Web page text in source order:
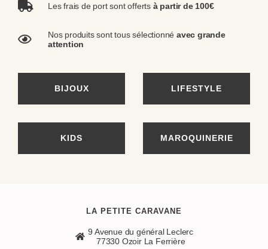
BIJOUX LIFESTYLE
KIDS MAROQUINERIE
Les frais de port sont offerts à partir de 100€
Nos produits sont tous sélectionné avec grande
attention
LA PETITE CARAVANE
9 Avenue du général Leclerc
77330 Ozoir La Ferrière